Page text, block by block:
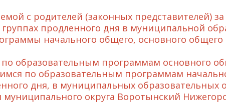
с родителей (законных представителей)
продленного дня в муниципальной
начального общего, основного общего
образовательным программам основного
по образовательным программам
дня, в муниципальных образовательных
округа Воротынский